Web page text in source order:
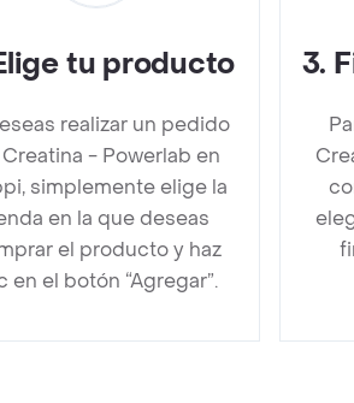
tu producto
realizar un pedido
- Powerlab en
simplemente elige la
en la que deseas
el producto y haz
en el botón “Agregar”.
3.